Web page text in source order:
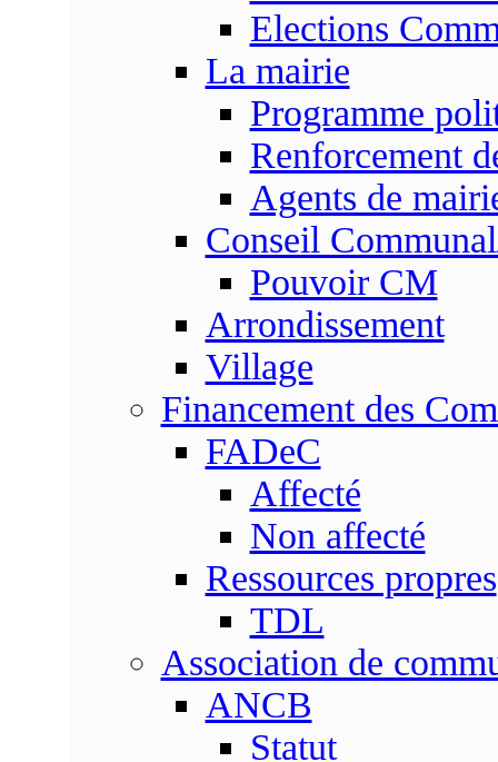
Elections
La mairie
Programme
Renforcement
Agents de
Conseil
Pouvoir CM
Arrondissement
Village
Financement des
FADeC
Affecté
Non affecté
Ressources propres
TDL
Association de
ANCB
Statut